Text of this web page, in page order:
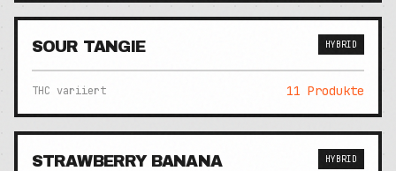
SOUR TANGIE HYBRID
THC variiert 11 Produkte
STRAWBERRY BANANA HYBRID